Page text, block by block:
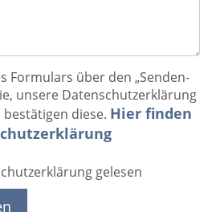
Formulars über den „Senden-
unsere Datenschutzerklärung
diese. Hier finden
gelesen